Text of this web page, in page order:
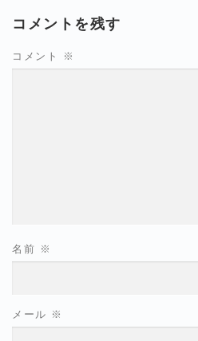
コメントを残す
コメント ※
名前 ※
メール ※